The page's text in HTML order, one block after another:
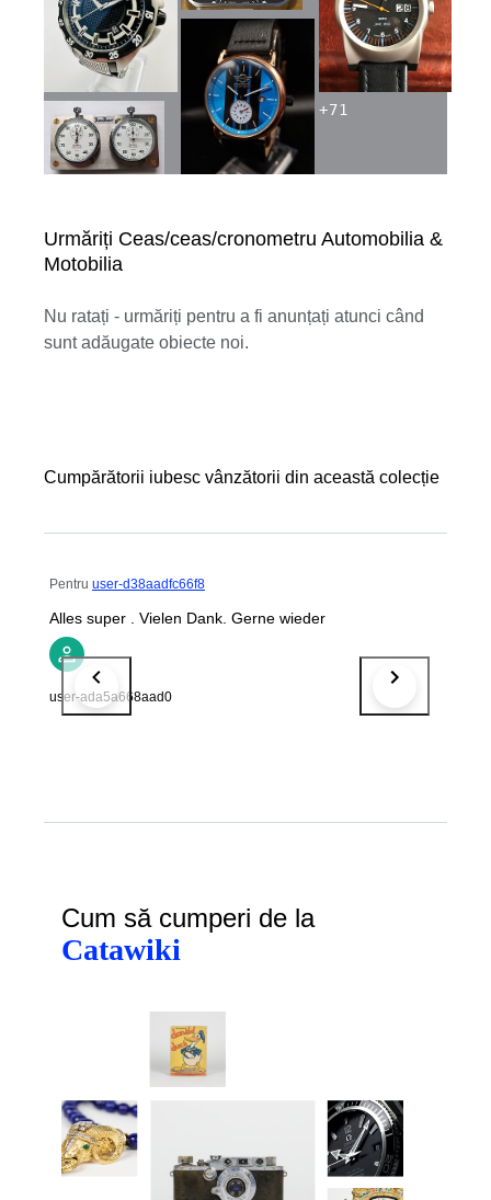
Urmăriți Ceas/ceas/cronometru Automobilia &
Motobilia
Nu ratați - urmăriți pentru a fi anunțați atunci când
sunt adăugate obiecte noi.
+71
Cumpărătorii iubesc vânzătorii din această colecție
Pentru user-d38aadfc66f8
Alles super . Vielen Dank. Gerne wieder
user-ada5a668aad0
Cum să cumperi de la
Catawiki